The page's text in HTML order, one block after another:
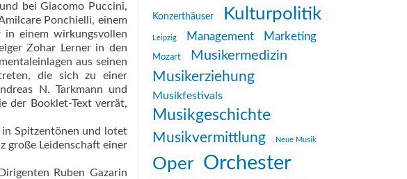
bei Giacomo Puccini,
Ponchielli, einem
einem wirkungsvollen
Zohar Lerner in den
aus seinen
die sich zu einer
N. Tarkmann und
der Booklet-Text verrät,
in Spitzentönen und lotet
große Leidenschaft einer
Ruben Gazarin
Konzerthäuser Kulturpolitik
Leipzig Management Marketing
Mozart Musikermedizin
Musikerziehung
Musikfestivals
Musikgeschichte
Musikvermittlung Neue Musik
Oper Orchester